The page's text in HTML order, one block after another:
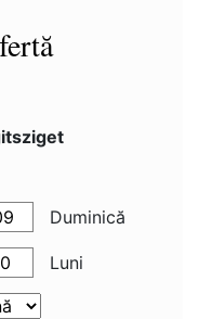
Duminică
Luni